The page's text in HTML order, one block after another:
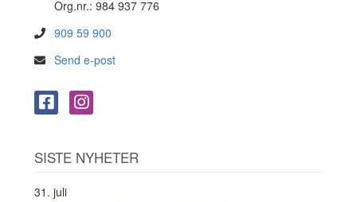
Org.nr.: 984 937 776
909 59 900
Send e-post
SISTE NYHETER
31. juli